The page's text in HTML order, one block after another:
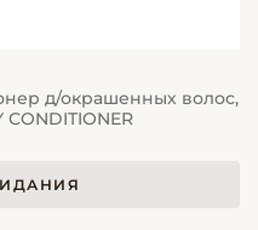
д/окрашенных волос,
CONDITIONER